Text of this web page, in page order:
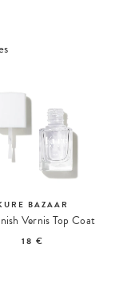
BAZAAR
Vernis Top Coat
18 €